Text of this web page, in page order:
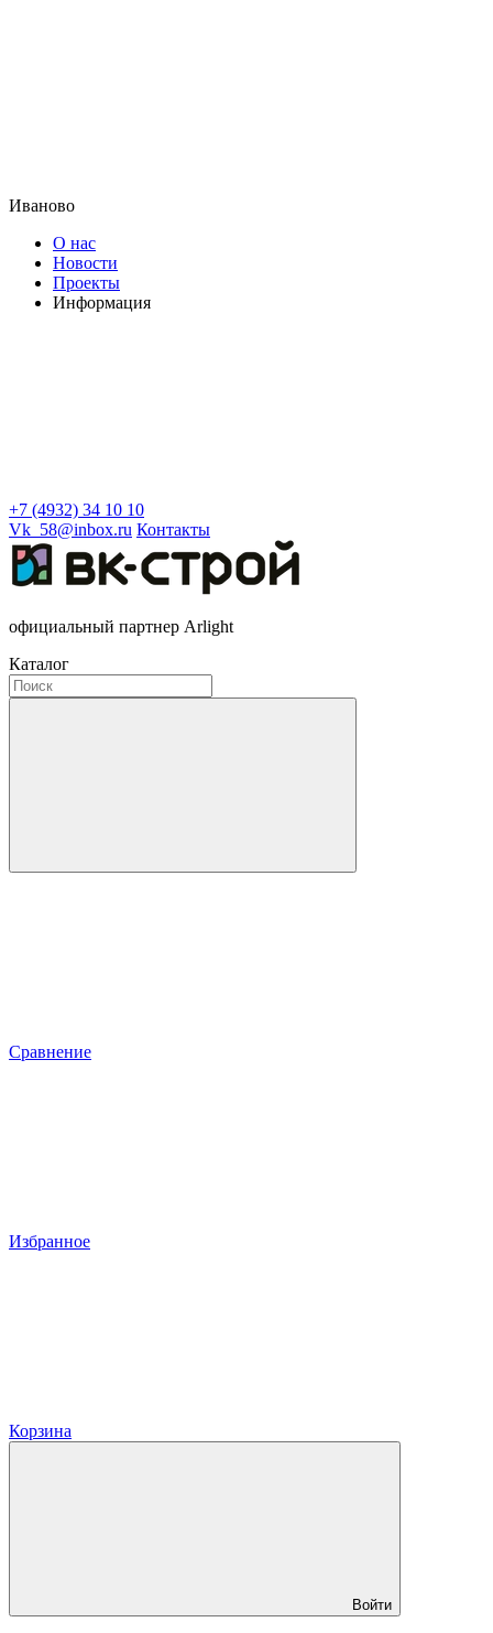
Иваново
О нас
Новости
Проекты
Информация
+7 (4932) 34 10 10
Vk_58@inbox.ru Контакты
официальный партнер Arlight
Каталог
Сравнение
Избранное
Корзина
Войти